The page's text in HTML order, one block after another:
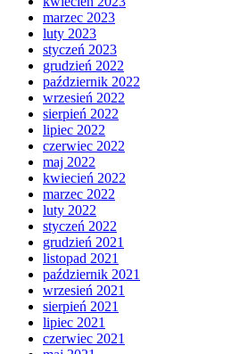
marzec 2023
luty 2023
styczeń 2023
grudzień 2022
październik 2022
wrzesień 2022
sierpień 2022
lipiec 2022
czerwiec 2022
maj 2022
kwiecień 2022
marzec 2022
luty 2022
styczeń 2022
grudzień 2021
listopad 2021
październik 2021
wrzesień 2021
sierpień 2021
lipiec 2021
czerwiec 2021